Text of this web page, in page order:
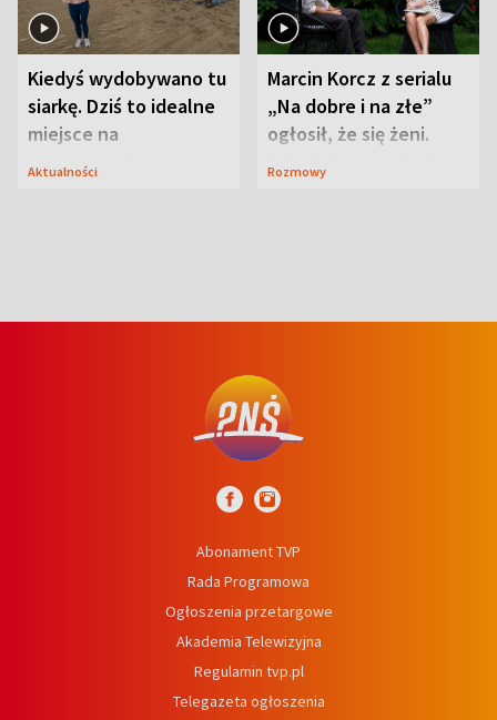
Kiedyś wydobywano tu
siarkę. Dziś to idealne
miejsce na
wypoczynek
Aktualności
Marcin Korcz z serialu
„Na dobre i na złe”
ogłosił, że się żeni.
Zdradził, co zmienił
Rozmowy
Abonament TVP
Rada Programowa
Ogłoszenia przetargowe
Akademia Telewizyjna
Regulamin tvp.pl
Telegazeta ogłoszenia